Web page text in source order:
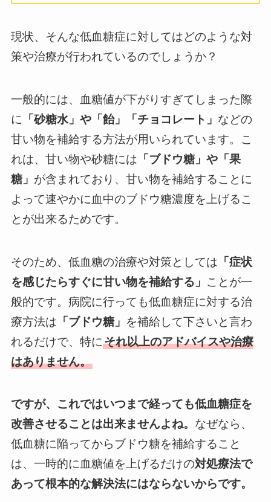
現状、そんな低血糖症に対してはどのような対
策や治療が行われているのでしょうか？
一般的には、血糖値が下がりすぎてしまった際
に 「砂糖水」や「飴」「チョコレート」 などの
甘い物を補給する方法が用いられています。こ
れは、甘い物や砂糖には 「ブドウ糖」や「果
糖」 が含まれており、甘い物を補給することに
よって速やかに血中のブドウ糖濃度を上げるこ
とが出来るためです。
そのため、低血糖の治療や対策としては 「症状
を感じたらすぐに甘い物を補給する」 ことが一
般的です。病院に行っても低血糖症に対する治
療方法は 「ブドウ糖」 を補給して下さいと言わ
れるだけで、特にそれ以上のアドバイスや治療
はありません。
ですが、これではいつまで経っても低血糖症を
改善させることは出来ませんよね。 なぜなら、
低血糖に陥ってからブドウ糖を補給すること
は、一時的に血糖値を上げるだけの対処療法で
あって根本的な解決法にはならないからです。